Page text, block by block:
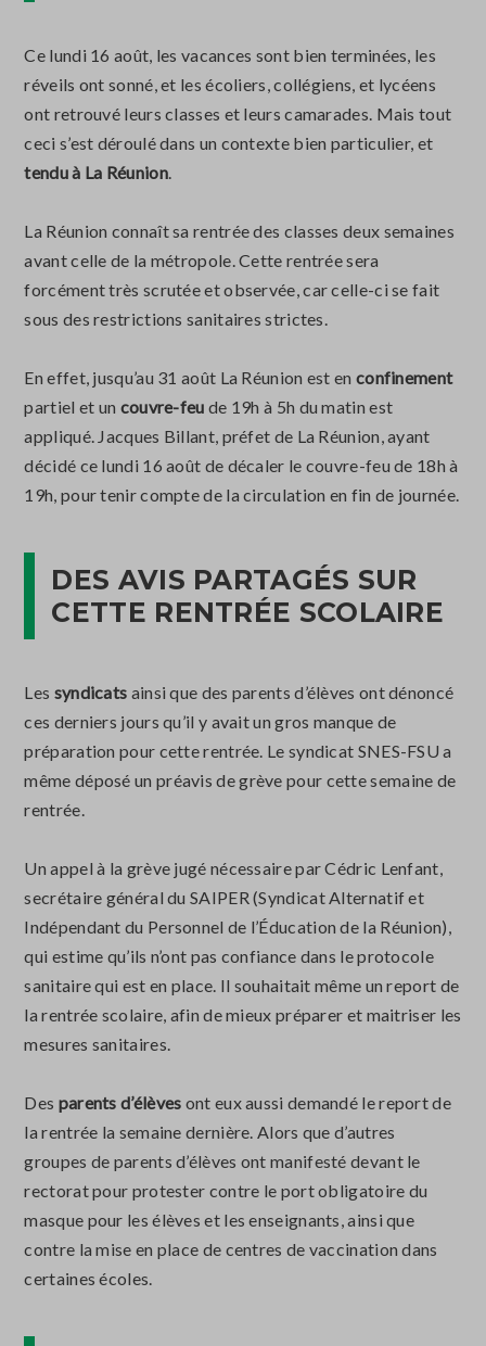
Ce lundi 16 août, les vacances sont bien terminées, les
réveils ont sonné, et les écoliers, collégiens, et lycéens
ont retrouvé leurs classes et leurs camarades. Mais tout
ceci s’est déroulé dans un contexte bien particulier, et
tendu à La Réunion.
La Réunion connaît sa rentrée des classes deux semaines
avant celle de la métropole. Cette rentrée sera
forcément très scrutée et observée, car celle-ci se fait
sous des restrictions sanitaires strictes.
En effet, jusqu’au 31 août La Réunion est en confinement
partiel et un couvre-feu de 19h à 5h du matin est
appliqué. Jacques Billant, préfet de La Réunion, ayant
décidé ce lundi 16 août de décaler le couvre-feu de 18h à
19h, pour tenir compte de la circulation en fin de journée.
DES AVIS PARTAGÉS SUR
CETTE RENTRÉE SCOLAIRE
Les syndicats ainsi que des parents d’élèves ont dénoncé
ces derniers jours qu’il y avait un gros manque de
préparation pour cette rentrée. Le syndicat SNES-FSU a
même déposé un préavis de grève pour cette semaine de
rentrée.
Un appel à la grève jugé nécessaire par Cédric Lenfant,
secrétaire général du SAIPER (Syndicat Alternatif et
Indépendant du Personnel de l’Éducation de la Réunion),
qui estime qu’ils n’ont pas confiance dans le protocole
sanitaire qui est en place. Il souhaitait même un report de
la rentrée scolaire, afin de mieux préparer et maitriser les
mesures sanitaires.
Des parents d’élèves ont eux aussi demandé le report de
la rentrée la semaine dernière. Alors que d’autres
groupes de parents d’élèves ont manifesté devant le
rectorat pour protester contre le port obligatoire du
masque pour les élèves et les enseignants, ainsi que
contre la mise en place de centres de vaccination dans
certaines écoles.